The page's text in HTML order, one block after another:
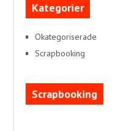
Kategorier
Okategoriserade
Scrapbooking
Scrapbooking